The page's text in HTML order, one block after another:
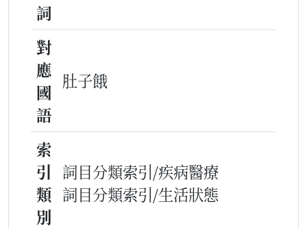
詞
對
應
國
語
肚子餓
索
引
類
別
詞目分類索引/疾病醫療
詞目分類索引/生活狀態